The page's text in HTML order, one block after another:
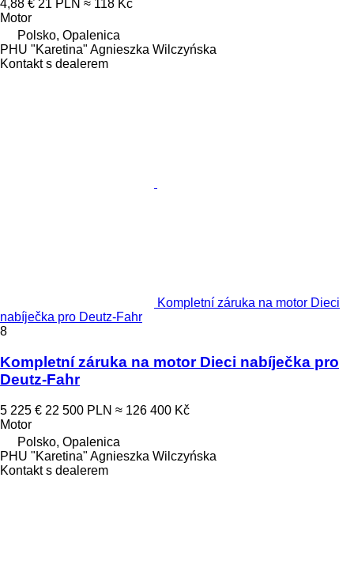
4,88 € 21 PLN ≈ 118 Kč
Motor
Polsko, Opalenica
PHU "Karetina" Agnieszka Wilczyńska
Kontakt s dealerem
Kompletní záruka na motor Dieci
nabíječka pro Deutz-Fahr
8
Kompletní záruka na motor Dieci nabíječka pro
Deutz-Fahr
5 225 € 22 500 PLN ≈ 126 400 Kč
Motor
Polsko, Opalenica
PHU "Karetina" Agnieszka Wilczyńska
Kontakt s dealerem